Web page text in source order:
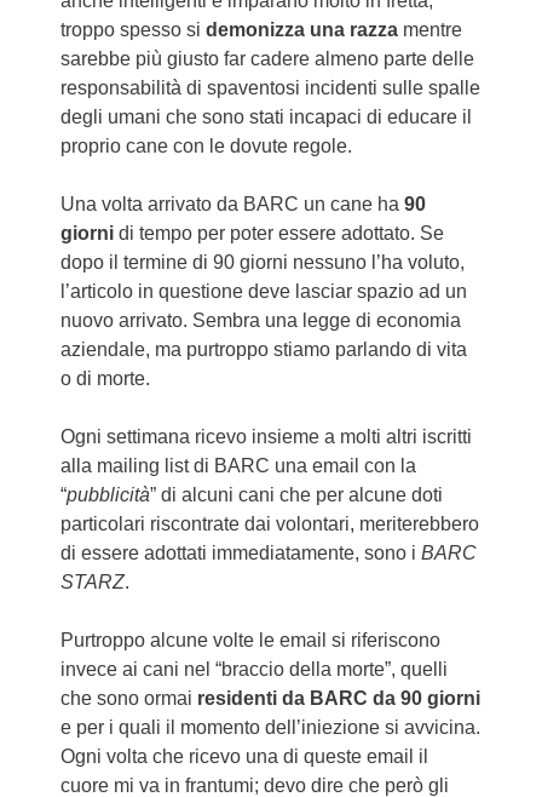
troppo spesso sidemonizza una razza mentre
sarebbe più giusto far cadere almeno parte delle
responsabilità di spaventosi incidenti sulle spalle
degli umani che sono stati incapaci di educare il
proprio cane con le dovute regole.
Una volta arrivato da BARC un cane ha90
giorni di tempo per poter essere adottato. Se
dopo il termine di 90 giorni nessuno l’ha voluto,
l’articolo in questione deve lasciar spazio ad un
nuovo arrivato. Sembra una legge di economia
aziendale, ma purtroppo stiamo parlando di vita
o di morte.
Ogni settimana ricevo insieme a molti altri iscritti
alla mailing list di BARC una email con la
“pubblicità” di alcuni cani che per alcune doti
particolari riscontrate dai volontari, meriterebbero
di essere adottati immediatamente, sono iBARC
STARZ.
Purtroppo alcune volte le email si riferiscono
invece ai cani nel “braccio della morte”, quelli
che sono ormai residenti da BARC da 90 giorni
e per i quali il momento dell’iniezione si avvicina.
Ogni volta che ricevo una di queste email il
cuore mi va in frantumi; devo dire che però gli